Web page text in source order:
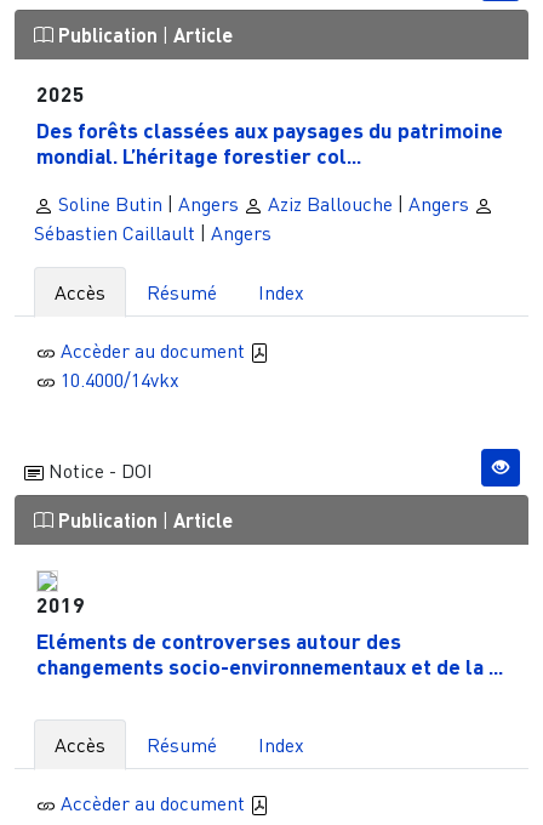
Publication Article
2025
Des forêts classées aux paysages du patrimoine
mondial. L’héritage forestier col...
Soline Butin | Angers Aziz Ballouche | Angers
Sébastien Caillault | Angers
Accès Résumé Index
Accèder au document
10.4000/14vkx
Notice - DOI
Publication Article
2019
Eléments de controverses autour des
changements socio-environnementaux et de la ...
Accès Résumé Index
Accèder au document